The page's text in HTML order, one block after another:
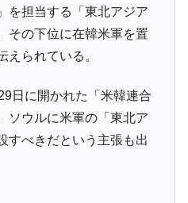
を担当する「東北アジア
その下位に在韓米軍を置
えられている。
日に開かれた「米韓連合
ソウルに米軍の「東北ア
すべきだという主張も出